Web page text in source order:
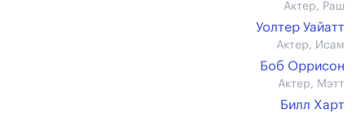
Актер, Раш
Уолтер Уайатт
Актер, Исам
Боб Оррисон
Актер, Мэтт
Билл Харт